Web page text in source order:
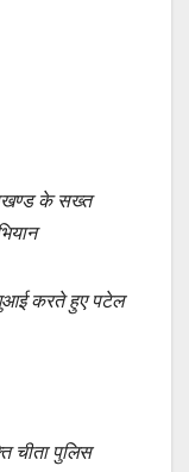
के सख्त
करते हुए पटेल
चीता पुलिस